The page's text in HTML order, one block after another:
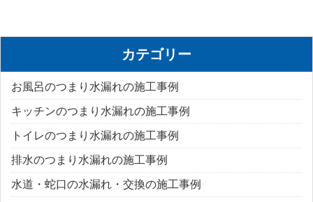
カテゴリー
お風呂のつまり水漏れの施工事例
キッチンのつまり水漏れの施工事例
トイレのつまり水漏れの施工事例
排水のつまり水漏れの施工事例
水道・蛇口の水漏れ・交換の施工事例